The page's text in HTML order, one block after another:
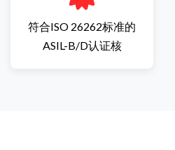
符合ISO 26262标准的
ASIL-B/D认证核